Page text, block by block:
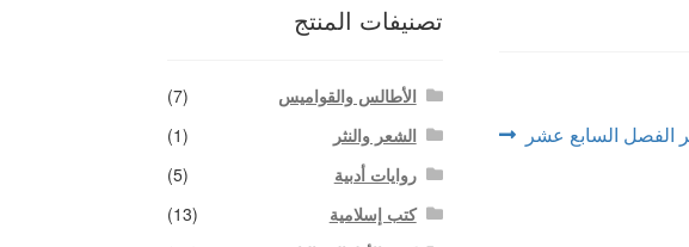
تصنيفات المنتج
الأطالس والقواميس
(7)
الشعر والنثر
(1)
روايات أدبية
(5)
كتب إسلامية
(13)